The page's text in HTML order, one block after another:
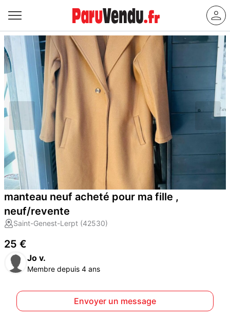
manteau neuf acheté pour ma fille ,
neuf/revente
Saint-Genest-Lerpt (42530)
25 €
Jo v.
Membre depuis 4 ans
Envoyer un message